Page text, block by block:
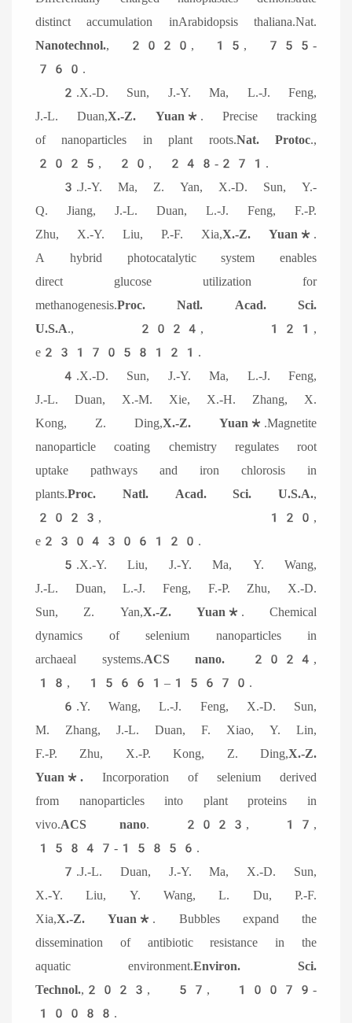
distinct accumulation inArabidopsis thaliana.Nat.
Nanotechnol., 2020, 15, 755-
760.
2.X.-D. Sun, J.-Y. Ma, L.-J. Feng,
J.-L. Duan,X.-Z. Yuan* . Precise tracking
of nanoparticles in plant roots.Nat. Protoc.,
2025, 20, 248-271.
3.J.-Y. Ma, Z. Yan, X.-D. Sun, Y.-
Q. Jiang, J.-L. Duan, L.-J. Feng, F.-P.
Zhu, X.-Y. Liu, P.-F. Xia,X.-Z. Yuan* .
A hybrid photocatalytic system enables
direct glucose utilization for
methanogenesis.Proc. Natl. Acad. Sci.
U.S.A., 2024, 121,
e2317058121.
4.X.-D. Sun, J.-Y. Ma, L.-J. Feng,
J.-L. Duan, X.-M. Xie, X.-H. Zhang, X.
Kong, Z. Ding,X.-Z. Yuan* .Magnetite
nanoparticle coating chemistry regulates root
uptake pathways and iron chlorosis in
plants.Proc. Natl. Acad. Sci. U.S.A.,
2023, 120,
e2304306120.
5.X.-Y. Liu, J.-Y. Ma, Y. Wang,
J.-L. Duan, L.-J. Feng, F.-P. Zhu, X.-D.
Sun, Z. Yan,X.-Z. Yuan* . Chemical
dynamics of selenium nanoparticles in
archaeal systems.ACS nano. 2024,
18, 15661–15670.
6.Y. Wang, L.-J. Feng, X.-D. Sun,
M. Zhang, J.-L. Duan, F. Xiao, Y. Lin,
F.-P. Zhu, X.-P. Kong, Z. Ding,X.-Z.
Yuan*. Incorporation of selenium derived
from nanoparticles into plant proteins in
vivo.ACS nano. 2023, 17,
15847-15856.
7.J.-L. Duan, J.-Y. Ma, X.-D. Sun,
X.-Y. Liu, Y. Wang, L. Du, P.-F.
Xia,X.-Z. Yuan* . Bubbles expand the
dissemination of antibiotic resistance in the
aquatic environment.Environ. Sci.
Technol.,2023, 57, 10079-
10088.